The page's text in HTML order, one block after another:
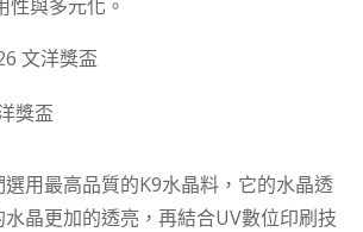
性與多元化。
用最高品質的K9水晶料，它的水晶透
晶更加的透亮，再結合UV數位印刷技